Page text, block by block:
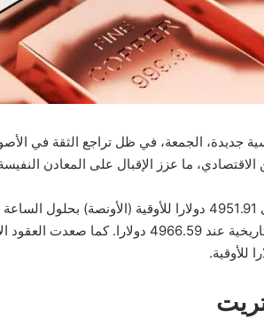
جديدة، الجمعة، في ظل تراجع الثقة في
ما عزز الإقبال على المعادن
غرينتش، بعدما لامس في وقت سابق من اليوم قمة تاريخية عند 4966.59